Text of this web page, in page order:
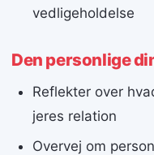
vedligeholdelse
Den personlige
Reflekter over
jeres relation
Overvej om